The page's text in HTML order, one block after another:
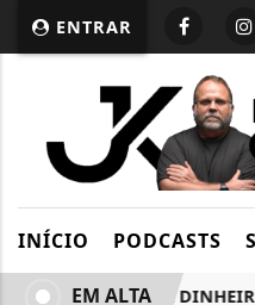
ENTRAR
INÍCIO PODCASTS
GRUPO LAVAVA DINHEIRO
EM ALTA